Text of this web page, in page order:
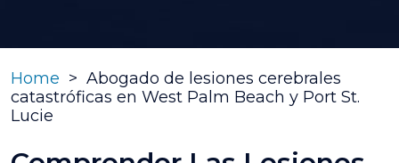
Home > Abogado de lesiones cerebrales
catastróficas en West Palm Beach y Port St.
Lucie